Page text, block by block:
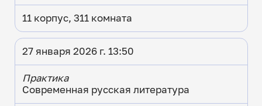
11 корпус, 311 комната
27 января 2026 г. 13:50
Практика
Современная русская литература